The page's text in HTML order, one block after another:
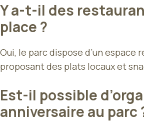
Y a-t-il des
place ?
Oui, le parc dispose d’un espace
proposant des plats locaux et
Est-il possible
anniversaire au parc